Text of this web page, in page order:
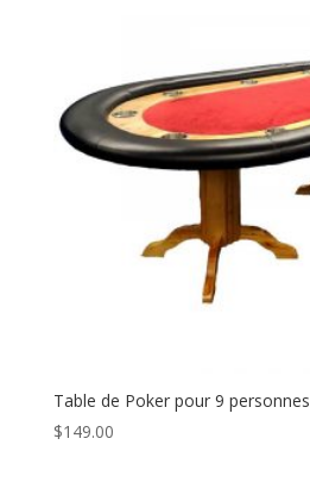
Table de Poker pour 9 personnes
$149.00